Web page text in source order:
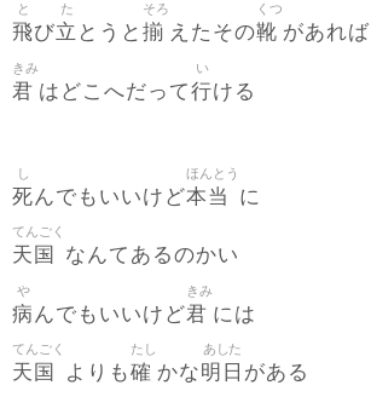
飛
と
び立
た
とうと 揃
そろ
えたその靴
くつ
があれば
君
きみ
はどこへだって行
い
ける
死
し
んでもいいけど本当
ほんとう
に
天国
てんごく
なんてあるのかい
病
や
んでもいいけど君
きみ
には
天国
てんごく
よりも確
たし
かな明日
あした
がある